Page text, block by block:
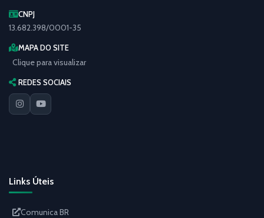
CNPJ
13.682.398/0001-35
MAPA DO SITE
Clique para visualizar
REDES SOCIAIS
Links Úteis
Comunica BR